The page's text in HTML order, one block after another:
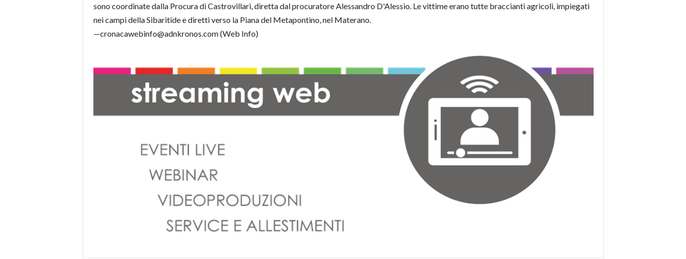
sono coordinate dalla Procura di Castrovillari, diretta dal procuratore Alessandro D'Alessio. Le vittime erano tutte braccianti agricoli, impiegati
nei campi della Sibaritide e diretti verso la Piana del Metapontino, nel Materano.
—cronacawebinfo@adnkronos.com (Web Info)